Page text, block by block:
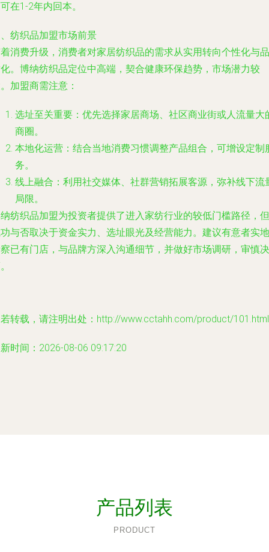
在1-2年内回本。
纺织品加盟市场前景
消费升级，消费者对家居纺织品的需求从实用转向个性化与品
。博纳纺织品定位中高端，契合健康环保趋势，市场潜力较
加盟商需注意：
选址至关重要：优先选择家居商场、社区商业街或人流量大
商圈。
本地化运营：结合当地消费习惯调整产品组合，可增设定制
务。
线上融合：利用社交媒体、社群营销拓展客源，弥补线下流
局限。
纺织品加盟为投资者提供了进入家纺行业的较低门槛路径，但
与否取决于资金实力、选址眼光及经营能力。建议有意者实地
已有门店，与品牌方深入沟通细节，并做好市场调研，审慎决
转载，请注明出处：http://www.cctahh.com/product/101.html
时间：2026-08-06 09:17:20
产品列表
PRODUCT